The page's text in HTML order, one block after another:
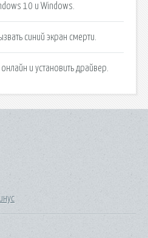
10 и Windows.
синий экран смерти.
и установить драйвер.